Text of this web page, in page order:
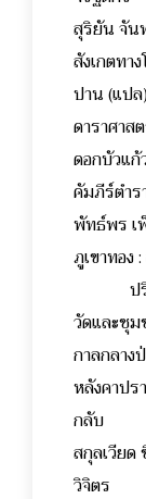
สุริยัน จัน
สังเกตท
ปาน (แป
ดารา
ดอกบัวแก้
คัมภีร์
พัทธ์พร เ
ภูเขาทอ
ปรีชา
วัดและชุ
กาลกลา
หลังคาปร
กลับ
สกุลเ
วิจิตร